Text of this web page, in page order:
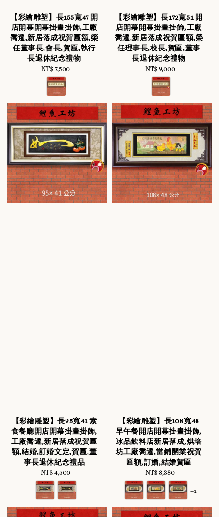
【彩繪雕塑】長155寬47 開
店開幕開幕掛畫掛飾,工廠
喬遷,新居落成祝賀匾額,榮
任董事長,會長,賀匾,執行
長退休紀念禮物
Regular
price
NT$ 7,500
【彩繪雕塑】長172寬51 開
店開幕開幕掛畫掛飾,工廠
喬遷,新居落成祝賀匾額,榮
任理事長,校長,賀匾,董事
長退休紀念禮物
Regular
price
NT$ 9,000
【彩繪雕塑】長95寬41 素
食餐廳開店開幕掛畫掛飾,
工廠喬遷,新居落成祝賀匾
額,結婚,訂婚文定,賀匾,董
事長退休紀念禮品
Regular
price
NT$ 4,500
【彩繪雕塑】長108寬48
早午餐開店開幕掛畫掛飾,
冰品飲料店新居落成,烘培
坊工廠喬遷,當鋪開業祝賀
匾額,訂婚,結婚賀匾
Regular
price
NT$ 8,380
+1